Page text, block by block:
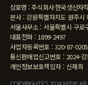
상호명 : 주식회사 한국생산자
본사 : 강원특별자치도 원주시
서울사무소 : 서울특별시 구
대표전화 : 1899-2497
사업자등록번호 : 320-87-
통신판매업신고번호 : 2024-
개인정보보호책임자 : 신재희